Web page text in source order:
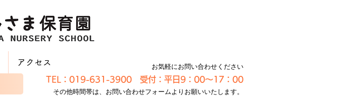
アクセス
お気軽にお問い合わせください
TEL：019-631-3900 受付：平日9：00～17：00
その他時間帯は、お問い合わせフォームよりお願いいたします。